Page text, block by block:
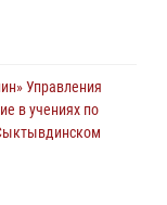
Управления
в учениях по